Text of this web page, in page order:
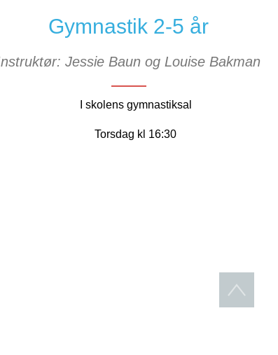
Gymnastik 2-5 år
Jessie Baun og Louise Bakman
I skolens gymnastiksal
Torsdag kl 16:30